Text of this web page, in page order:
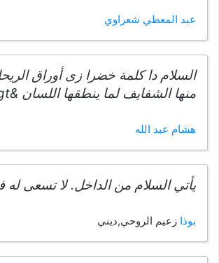
عبد المعطي شعراوي
السلام دا كلمة خضرا زى أوراق
منها الشفايف لما ينطقها اللسان &gt&gtنجم
هشام عبد الله
يأتي السلام من الداخل. لا تسعى له
بوذا زعيم الروحي,ديني